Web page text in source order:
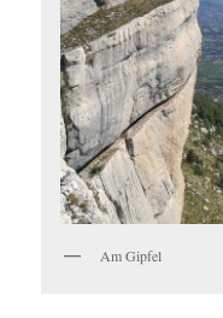
Am Gipfel